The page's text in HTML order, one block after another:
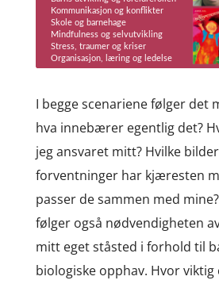
I begge scenariene følger det
hva innebærer egentlig det?
jeg ansvaret mitt? Hvilke
forventninger har kjæresten
passer de sammen med
følger også nødvendigheten
mitt eget ståsted i forhold til
biologiske opphav. Hvor